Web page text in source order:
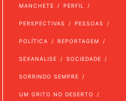
MANCHETE PERFIL
PERSPECTIVAS PESSOAS
POLÍTICA REPORTAGEM
SEXANÁLISE SOCIEDADE
SORRINDO SEMPRE
UM GRITO NO DESERTO